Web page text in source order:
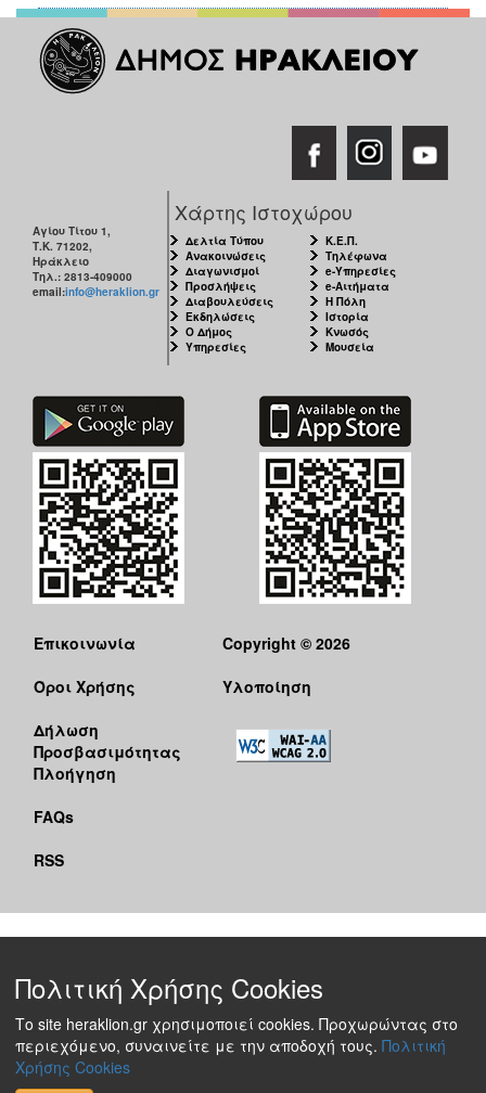
Αγίου Τίτου 1,
Τ.Κ. 71202,
Ηράκλειο
Τηλ.: 2813-409000
email:info@heraklion.gr
Χάρτης Ιστοχώρου
Δελτία Τύπου
Ανακοινώσεις
Διαγωνισμοί
Προσλήψεις
Διαβουλεύσεις
Εκδηλώσεις
Ο Δήμος
Υπηρεσίες
Κ.Ε.Π.
Τηλέφωνα
e-Υπηρεσίες
e-Αιτήματα
Η Πόλη
Ιστορία
Κνωσός
Μουσεία
Επικοινωνία
Όροι Χρήσης
Δήλωση
Προσβασιμότητας
Πλοήγηση
FAQs
RSS
Copyright © 2026
Υλοποίηση
Πολιτική Χρήσης Cookies
Το site heraklion.gr χρησιμοποιεί cookies. Προχωρώντας στο
περιεχόμενο, συναινείτε με την αποδοχή τους. Πολιτική
Χρήσης Cookies